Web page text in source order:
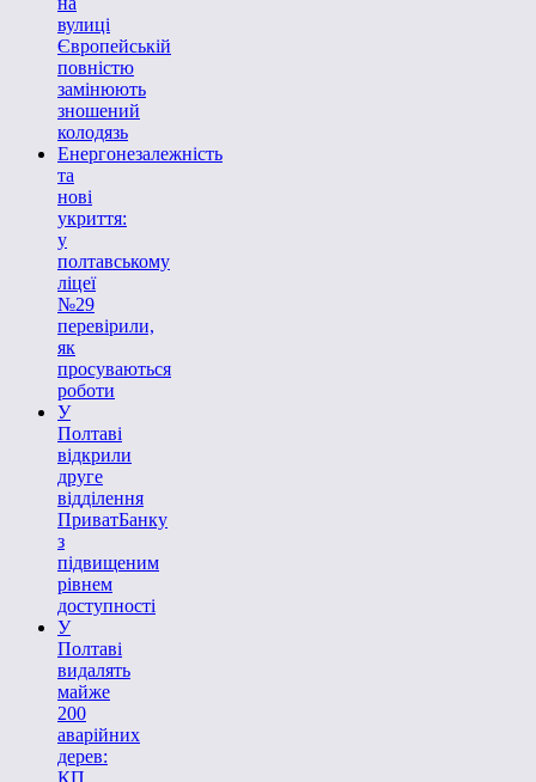
вулиці
Європейській
повністю
замінюють
зношений
колодязь
Енергонезалежність
та
нові
укриття:
у
полтавському
ліцеї
№29
перевірили,
як
просуваються
роботи
У
Полтаві
відкрили
друге
відділення
ПриватБанку
з
підвищеним
рівнем
доступності
У
Полтаві
видалять
майже
200
аварійних
дерев:
КП